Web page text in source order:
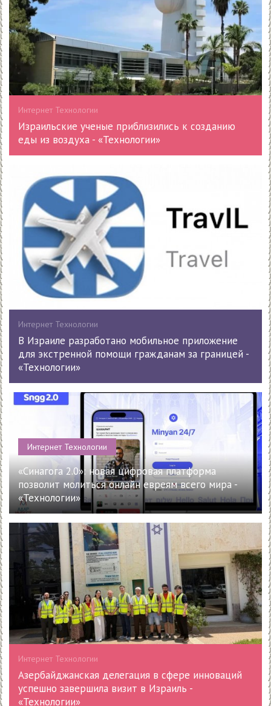
Интернет Технологии
Израильские ученые приблизились к созданию
еды из воздуха - «Технологии»
Интернет Технологии
В Израиле разработано мобильное приложение
для экстренной помощи гражданам за границей -
«Технологии»
Интернет Технологии
«Синагога 2.0»: новая цифровая платформа
позволит молиться онлайн евреям всего мира -
«Технологии»
Интернет Технологии
Азербайджанская делегация в сфере инноваций
успешно завершила визит в Израиль -
«Технологии»